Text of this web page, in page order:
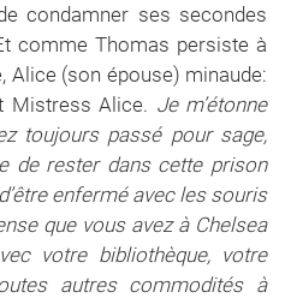
condamner ses secondes
comme Thomas persiste à
Alice (son épouse) minaude:
Mistress Alice. Je m’étonne
toujours passé pour sage,
de rester dans cette prison
enfermé avec les souris
que vous avez à Chelsea
votre bibliothèque, votre
autres commodités à